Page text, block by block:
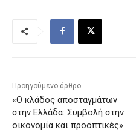
Προηγούμενο άρθρο
«Ο κλάδος αποσταγμάτων
στην Ελλάδα: Συμβολή στην
οικονομία και προοπτικές»